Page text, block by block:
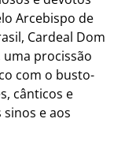
Arcebispo de
Cardeal Dom
uma procissão
com o busto-
cânticos e
e aos